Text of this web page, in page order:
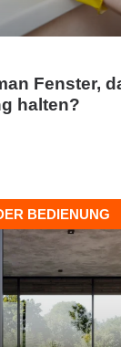
Fenster,
halten?
BEDIENUNG